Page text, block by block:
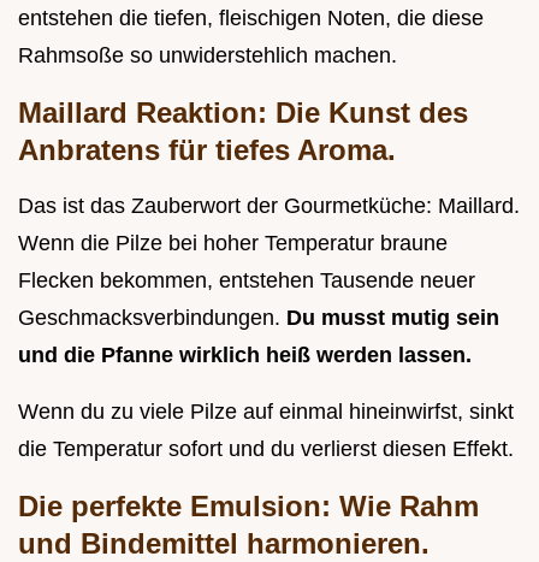
entstehen die tiefen, fleischigen Noten, die diese
Rahmsoße so unwiderstehlich machen.
Maillard Reaktion: Die Kunst des
Anbratens für tiefes Aroma.
Das ist das Zauberwort der Gourmetküche: Maillard.
Wenn die Pilze bei hoher Temperatur braune
Flecken bekommen, entstehen Tausende neuer
Geschmacksverbindungen. Du musst mutig sein
und die Pfanne wirklich heiß werden lassen.
Wenn du zu viele Pilze auf einmal hineinwirfst, sinkt
die Temperatur sofort und du verlierst diesen Effekt.
Die perfekte Emulsion: Wie Rahm
und Bindemittel harmonieren.